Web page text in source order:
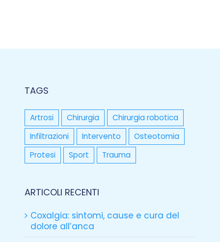
TAGS
Artrosi Chirurgia
Chirurgia robotica
Infiltrazioni
Intervento
Osteotomia
Protesi
Sport Trauma
ARTICOLI RECENTI
Coxalgia: sintomi, cause e cura del
dolore all’anca